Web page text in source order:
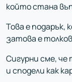
който стана
Това е
затова е
Сигурни сме, че
и сподели как